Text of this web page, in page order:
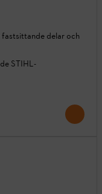
fastsittande delar och
STIHL-